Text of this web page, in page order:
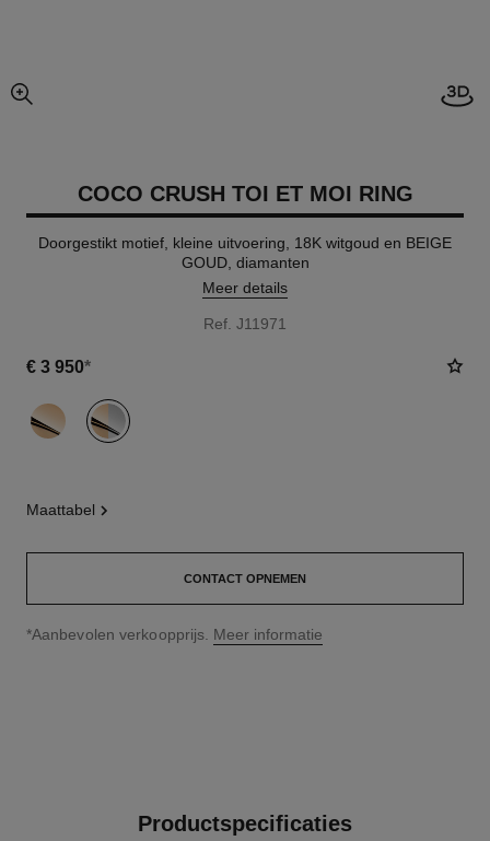
3D-
vergrote weergave van foto
COCO CRUSH TOI ET MOI RING
Doorgestikt motief, kleine uitvoering, 18K witgoud en BEIGE
GOUD, diamanten
Meer details
Ref. J11971
€ 3 950*
variant (2)
maattabel
CONTACT OPNEMEN
↩
*Aanbevolen verkoopprijs. Meer informatie
Productspecificaties